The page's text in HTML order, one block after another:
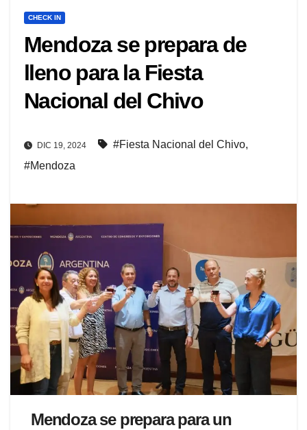
CHECK IN
Mendoza se prepara de
lleno para la Fiesta
Nacional del Chivo
DIC 19, 2024 #Fiesta Nacional del Chivo,
#Mendoza
Mendoza se prepara para un